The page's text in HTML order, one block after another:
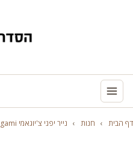
דף הבית › חנות › נייר יפני צ'יוגאמי Chiyogami